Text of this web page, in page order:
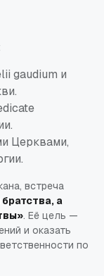
gaudium и
Церквами,
встреча
а
. Её цель —
и оказать
по